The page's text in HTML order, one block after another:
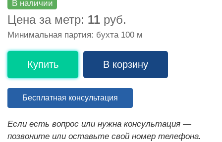
В наличии
Цена за метр: 11 руб.
Минимальная партия: бухта 100 м
Купить В корзину
Бесплатная консультация
Если есть вопрос или нужна консультация —
позвоните или оставьте свой номер телефона.